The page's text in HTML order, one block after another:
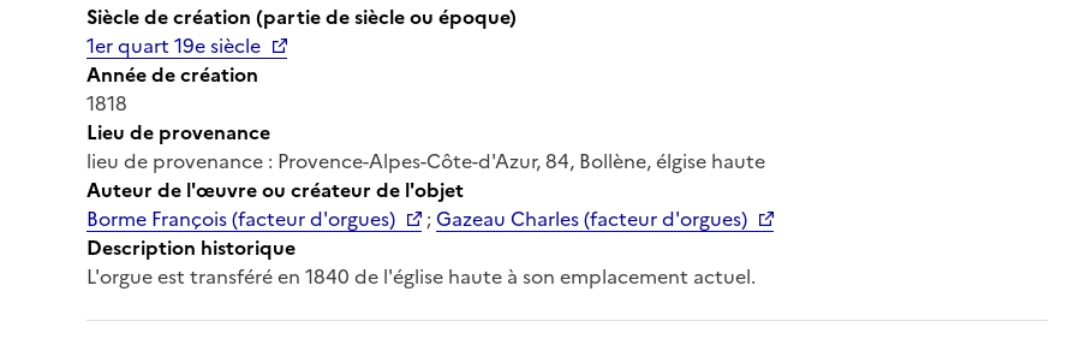
Siècle de création (partie de siècle ou époque)
1er quart 19e siècle
Année de création
1818
Lieu de provenance
lieu de provenance : Provence-Alpes-Côte-d'Azur, 84, Bollène, élgise haute
Auteur de l'œuvre ou créateur de l'objet
Borme François (facteur d'orgues)
;Gazeau Charles (facteur d'orgues)
Description historique
L'orgue est transféré en 1840 de l'église haute à son emplacement actuel.